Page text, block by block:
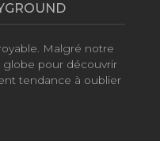
Malgré notre
pour découvrir
tendance à oublier